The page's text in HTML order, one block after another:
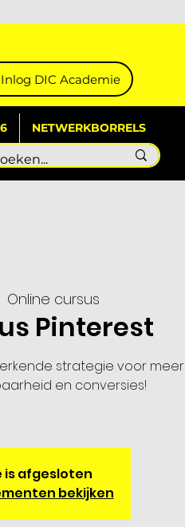
Inlog DIC Academie
NETWERKBORRELS
Online cursus
Pinterest
strategie voor meer
en conversies!
is afgesloten
bekijken